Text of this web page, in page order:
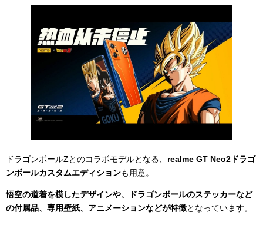
ドラゴンボールZとのコラボモデルとなる、 realme GT Neo2ドラゴ
ンボールカスタムエディションも用意。
悟空の道着を模したデザインや、ドラゴンボールのステッカーなど
の付属品、専用壁紙、アニメーションなどが特徴となっています。